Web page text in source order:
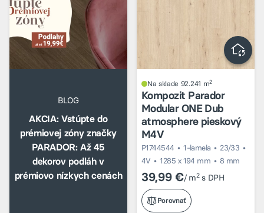
BLOG
AKCIA: Vstúpte do
prémiovej zóny značky
PARADOR: Až 45
dekorov podláh v
prémiovo nízkych cenách
Porovnať
Na sklade 92.241 m2
Kompozit Parador
Modular ONE Dub
atmosphere pieskový
M4V
P1744544 1-lamela
23/33
4V
1285 x 194 mm 8 mm
39,99 €/ m2s DPH